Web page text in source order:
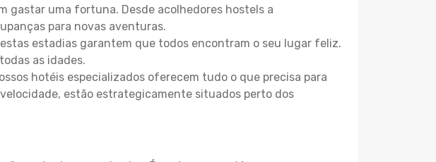
gastar uma fortuna. Desde acolhedores hostels a
para novas aventuras.
estadias garantem que todos encontram o seu lugar feliz.
as idades.
hotéis especializados oferecem tudo o que precisa para
estão estrategicamente situados perto dos